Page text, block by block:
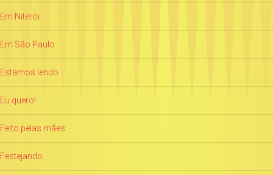
Em Niterói
Em São Paulo
Estamos lendo
Eu quero!
Feito pelas mães
Festejando